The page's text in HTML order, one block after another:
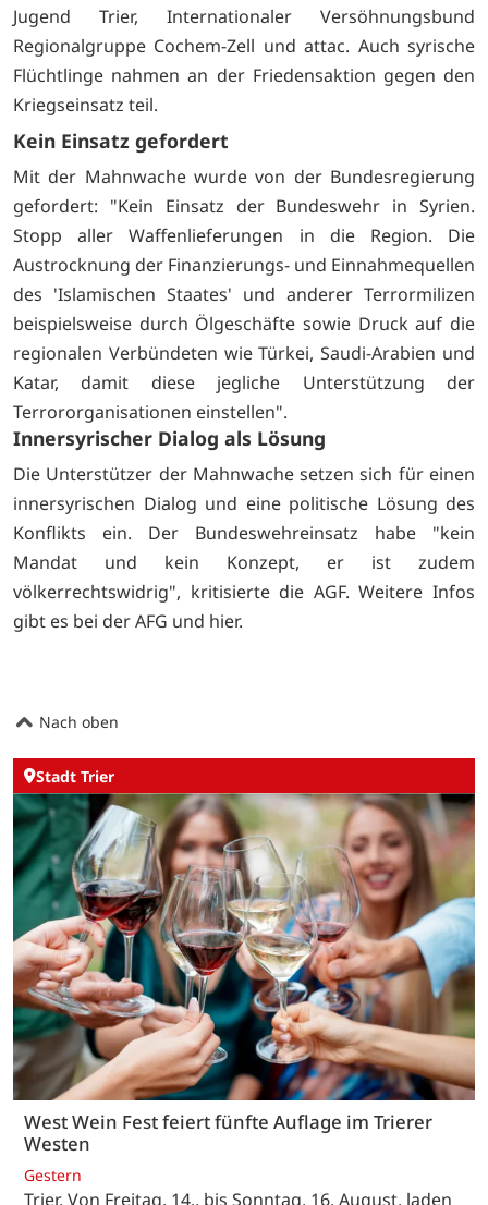
Jugend Trier, Internationaler Versöhnungsbund
Regionalgruppe Cochem-Zell und attac. Auch syrische
Flüchtlinge nahmen an der Friedensaktion gegen den
Kriegseinsatz teil.
Kein Einsatz gefordert
Mit der Mahnwache wurde von der Bundesregierung
gefordert: "Kein Einsatz der Bundeswehr in Syrien.
Stopp aller Waffenlieferungen in die Region. Die
Austrocknung der Finanzierungs- und Einnahmequellen
des 'Islamischen Staates' und anderer Terrormilizen
beispielsweise durch Ölgeschäfte sowie Druck auf die
regionalen Verbündeten wie Türkei, Saudi-Arabien und
Katar, damit diese jegliche Unterstützung der
Terrororganisationen einstellen".
Innersyrischer Dialog als Lösung
Die Unterstützer der Mahnwache setzen sich für einen
innersyrischen Dialog und eine politische Lösung des
Konflikts ein. Der Bundeswehreinsatz habe "kein
Mandat und kein Konzept, er ist zudem
völkerrechtswidrig", kritisierte die AGF. Weitere Infos
gibt es bei derAFG und hier.
Nach oben
Stadt Trier
West Wein Fest feiert fünfte Auflage im Trierer
Westen
Gestern
Trier. Von Freitag, 14., bis Sonntag, 16. August, laden